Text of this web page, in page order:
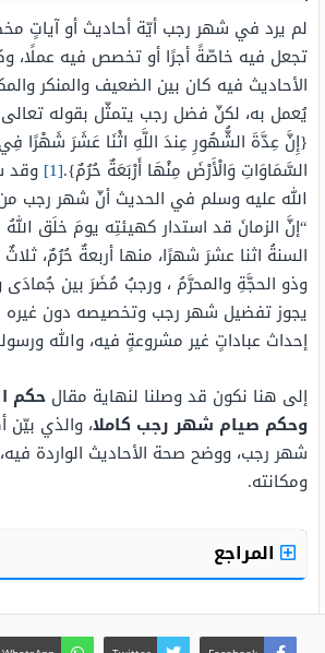
لم يرد في شهر رجب أيّة أحاديث أو آياتٍ
تجعل فيه خاصّةً أجرًا أو تخصص فيه عملًا،
الأحاديث فيه كان بين الضعيف والمنكر
يُعمل به، لكنّ فضل رجب يتمثّل بقوله
{إِنَّ عِدَّةَ الشُّهُورِ عِندَ اللَّهِ اثْنَا عَشَرَ شَهْرًا
السَّمَاوَاتِ وَالْأَرْضَ مِنْهَا أَرْبَعَةٌ حُرُمٌ}.[1]
وقد
الله عليه وسلم في الحديث أنّ شهر رجب من
“إنَّ الزمانَ قد استدار كهيئتِه يومَ خلَق
السنةُ اثنا عشرَ شهرًا، منها أربعةٌ حُرُمٌ،
وذو الحجَّةِ والمحرَّمُ ، ورجبُ مُضَرَ بين
يجوز تفضيل شهر رجب وتخصيصه دون غيره
إحداث عباداتٍ غير مشروعةٍ فيه، والله
إلى هنا نكون قد وصلنا لنهاية مقال حكم
وحكم صيام شهر رجب كاملا، والذي بيّن
شهر رجب، ووضح صحة الأحاديث الواردة
ومكانته.
المراجع